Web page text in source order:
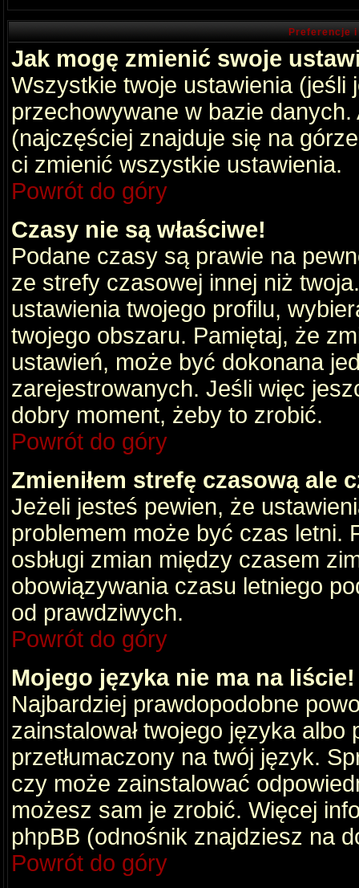
Preferencje
Jak mogę zmienić swoje
Wszystkie twoje ustawienia (jeśli
przechowywane w bazie
(najczęściej znajduje się na
ci zmienić wszystkie ustawienia.
Powrót do góry
Czasy nie są właściwe!
Podane czasy są prawie na
ze strefy czasowej innej niż
ustawienia twojego profilu,
twojego obszaru. Pamiętaj, że
ustawień, może być dokonana
zarejestrowanych. Jeśli więc
dobry moment, żeby to zrobić.
Powrót do góry
Zmieniłem strefę czasową ale
Jeżeli jesteś pewien, że
problemem może być czas letni.
osbługi zmian między czasem
obowiązywania czasu letniego
od prawdziwych.
Powrót do góry
Mojego języka nie ma na liście!
Najbardziej prawdopodobne
zainstalował twojego języka albo
przetłumaczony na twój język.
czy może zainstalować
możesz sam je zrobić. Więcej
phpBB (odnośnik znajdziesz na
Powrót do góry